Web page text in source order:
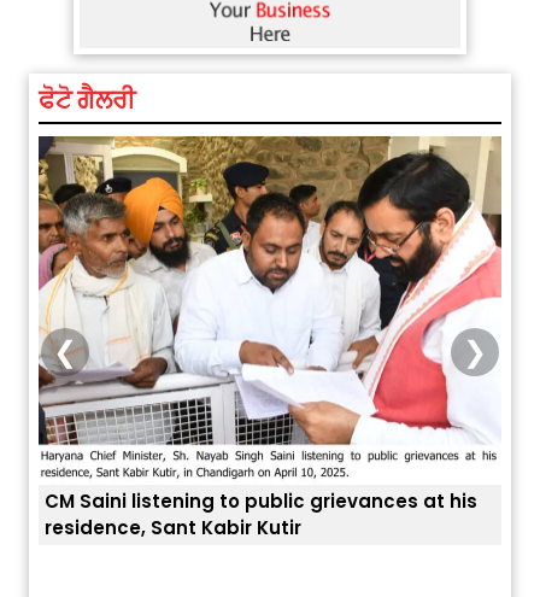
ਫੋਟੋ ਗੈਲਰੀ
CM Saini listening to public grievances at his
residence, Sant Kabir Kutir
❮ ❯